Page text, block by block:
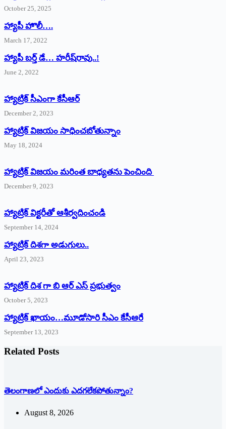
October 25, 2025
హ్యాపీ హొలీ….
March 17, 2022
హ్యాపీ బర్త్ ‌డే… హరీష్‌రావు..!
June 2, 2022
హ్యాట్రిక్‌ ‌సీఎంగా కేసీఆర్‌
December 2, 2023
హ్యాట్రిక్‌ విజయం సాధించబోతున్నాం
May 18, 2024
హ్యాట్రిక్ విజయం మరింత బాధ్యతను పెంచింది
December 9, 2023
హ్యాట్రిక్‌ ‌విక్టరీతో ఆశీర్వదించండి
September 14, 2024
‌హ్యాట్రిక్‌ ‌దిశగా అడుగులు..
April 23, 2023
హ్యాట్రిక్ దిశ గా బి ఆర్ ఎస్ ప్రభుత్వం
October 5, 2023
హ్యాట్రిక్‌ ‌ఖాయం…మూడోసారి సీఎం కేసీఆరే
September 13, 2023
Related Posts
తెలంగాణలో ఎందుకు ఎదగలేకపోతున్నాం?
August 8, 2026